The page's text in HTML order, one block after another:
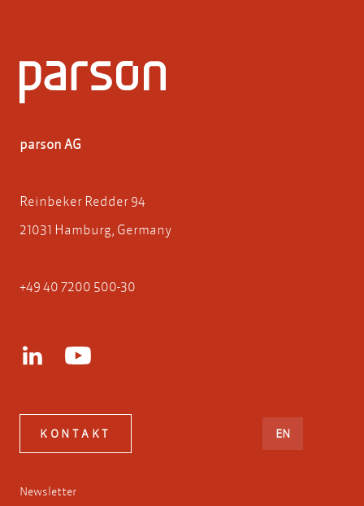
parson AG
Reinbeker Redder 94
21031 Hamburg, Germany
+49 40 7200 500-30
KONTAKT ENENGLISH
Newsletter